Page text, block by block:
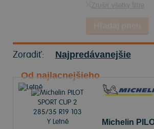
Zrušiť všetky filtre
Zoradiť: Najpredávanejšie
Od najlacnejšieho
Michelin